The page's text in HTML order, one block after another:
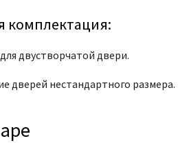
комплектация:
двустворчатой двери.
дверей нестандартного размера.